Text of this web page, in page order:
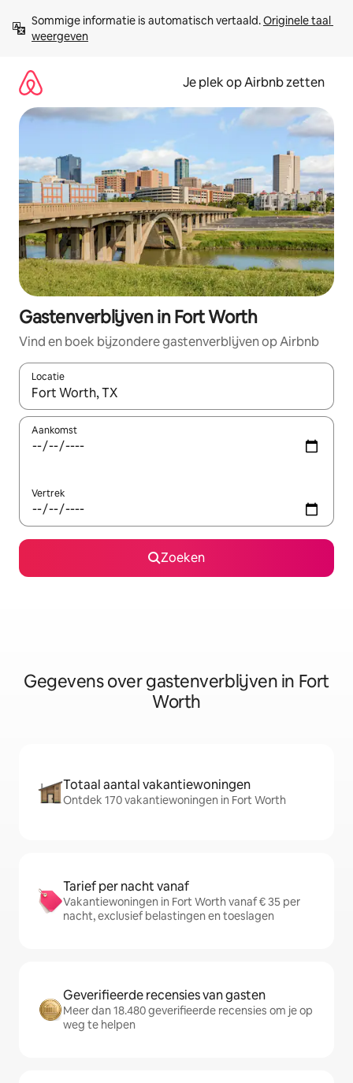
direct
naar
Sommige informatie is automatisch vertaald. Originele taal
weergeven
Je plek op Airbnb zetten
Gastenverblijven in Fort Worth
Vind en boek bijzondere gastenverblijven op Airbnb
Locatie
Wanneer er resultaten beschikbaar zijn, maak je een keuze
Aankomst
Vertrek
Zoeken
Gegevens over gastenverblijven in Fort
Worth
Totaal aantal vakantiewoningen
Ontdek 170 vakantiewoningen in Fort Worth
Tarief per nacht vanaf
Vakantiewoningen in Fort Worth vanaf € 35 per
nacht, exclusief belastingen en toeslagen
Geverifieerde recensies van gasten
Meer dan 18.480 geverifieerde recensies om je op
weg te helpen